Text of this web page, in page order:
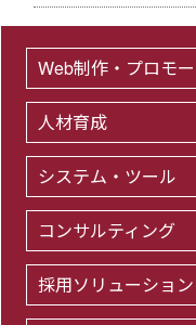
Web制作・プロモ
人材育成
システム・ツール
コンサルティング
採用ソリューション